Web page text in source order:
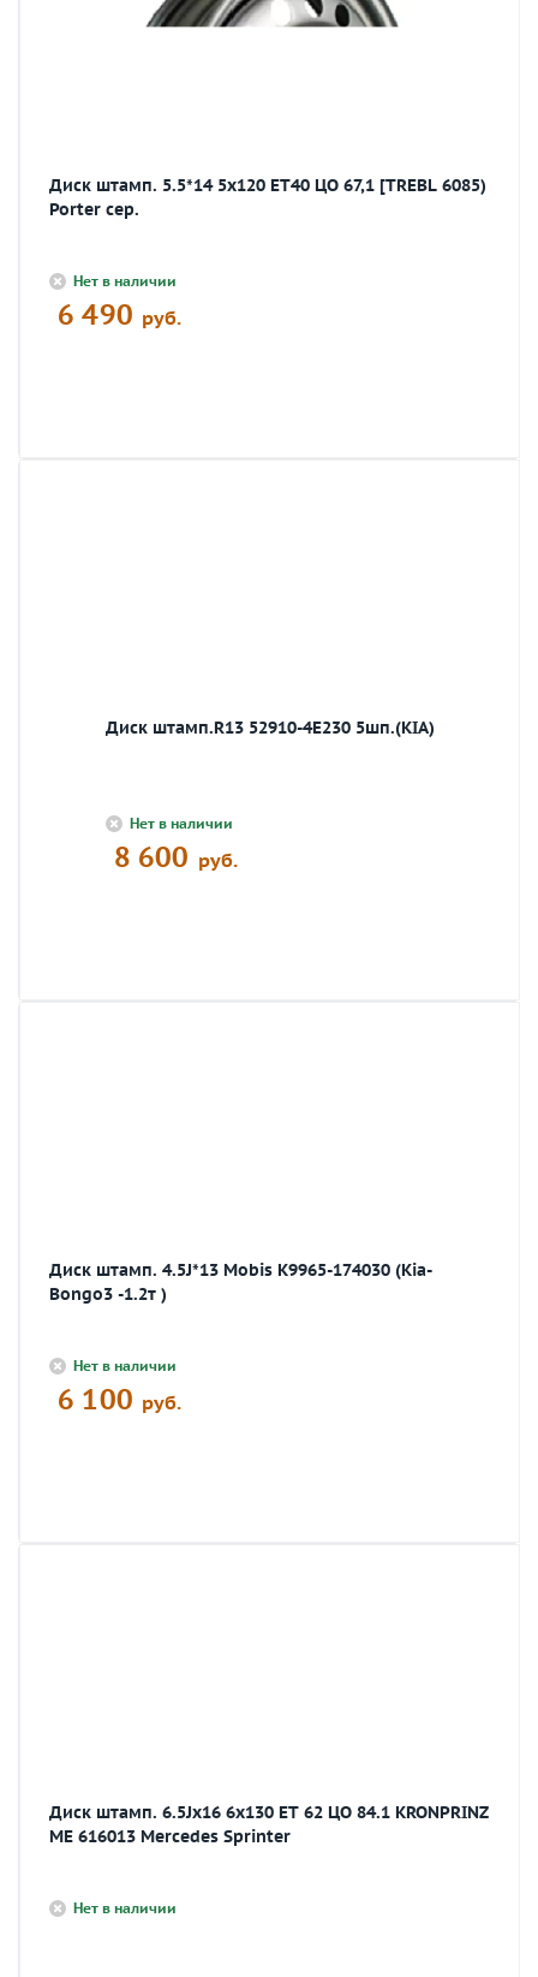
Диск штамп. 5.5*14 5х120 ЕТ40 ЦО 67,1 [TREBL 6085)
Porter сер.
Нет в наличии
6 490 руб.
Диск штамп.R13 52910-4E230 5шп.(KIA)
Нет в наличии
8 600 руб.
Диск штамп. 4.5J*13 Mobis К9965-174030 (Kia-
Bongo3 -1.2т )
Нет в наличии
6 100 руб.
Диск штамп. 6.5Jх16 6х130 ET 62 ЦО 84.1 KRONPRINZ
ME 616013 Mercedes Sprinter
Нет в наличии